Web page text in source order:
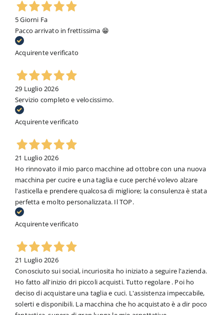
5 Giorni Fa
Pacco arrivato in frettissima 😁
Acquirente verificato
29 Luglio 2026
Servizio completo e velocissimo.
Acquirente verificato
21 Luglio 2026
Ho rinnovato il mio parco macchine ad ottobre con una nuova
macchina per cucire e una taglia e cuce perché volevo alzare
l'asticella e prendere qualcosa di migliore; la consulenza è stata
perfetta e molto personalizzata. Il TOP.
Acquirente verificato
21 Luglio 2026
Conosciuto sui social, incuriosita ho iniziato a seguire l'azienda.
Ho fatto all'inizio dri piccoli acquisti. Tutto regolare . Poi ho
deciso di acquistare una taglia e cuci. L'assistenza impeccabile,
solerti e disponibili. La macchina che ho acquistato è a dir poco